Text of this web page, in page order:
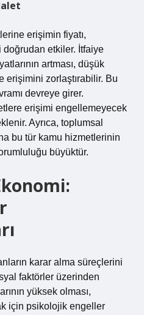
erişimin fiyatı,
doğrudan etkiler. İtfaiye
artması, düşük
erişimini zorlaştırabilir. Bu
devreye girer.
erişimi engellemeyecek
Ayrıca, toplumsal
bu tür kamu hizmetlerinin
büyüktür.
karar alma süreçlerini
faktörler üzerinden
yüksek olması,
için psikolojik engeller